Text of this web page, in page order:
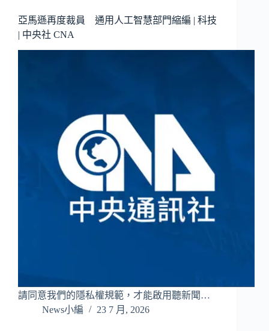
亞馬遜再度裁員 通用人工智慧部門縮編 | 科技
| 中央社 CNA
請同意我們的隱私權規範，才能啟用聽新聞…
News小編
23 7 月, 2026